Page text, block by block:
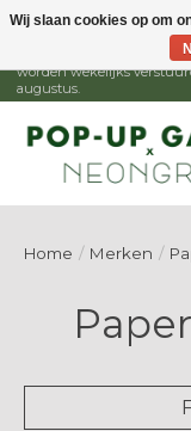
1 - 15 augustus is de
worden wekelijks
augustus.
Home / Merken /
Wij slaan cookies op om